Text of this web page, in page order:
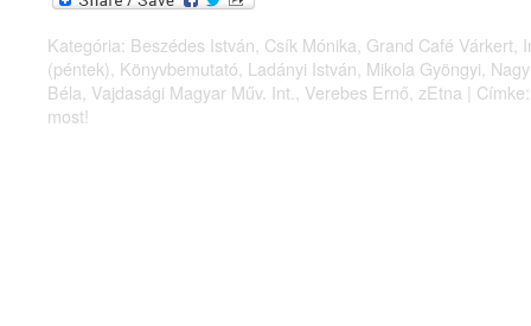
Kategória: Beszédes István, Csík Mónika, Grand Café Várkert,
(péntek), Könyvbemutató, Ladányi István, Mikola Gyöngyi,
Béla, Vajdasági Magyar Műv. Int., Verebes Ernő, zEtna | Címke:
most!